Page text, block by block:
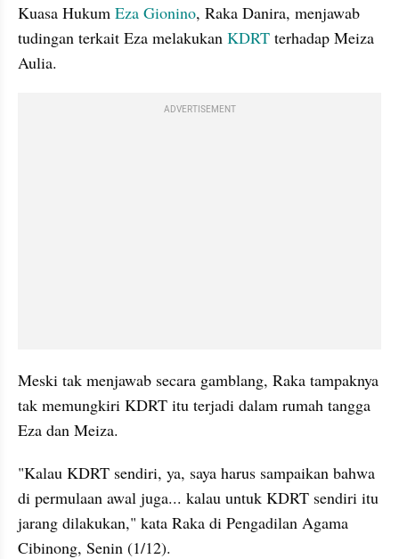
Kuasa Hukum Eza Gionino, Raka Danira, menjawab
tudingan terkait Eza melakukan KDRT terhadap Meiza
Aulia.
ADVERTISEMENT
Meski tak menjawab secara gamblang, Raka tampaknya
tak memungkiri KDRT itu terjadi dalam rumah tangga
Eza dan Meiza.
"Kalau KDRT sendiri, ya, saya harus sampaikan bahwa
di permulaan awal juga... kalau untuk KDRT sendiri itu
jarang dilakukan," kata Raka di Pengadilan Agama
Cibinong, Senin (1/12).